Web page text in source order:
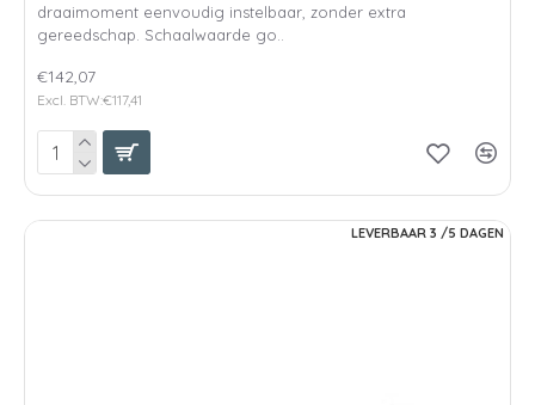
draaimoment eenvoudig instelbaar, zonder extra
gereedschap. Schaalwaarde go..
€142,07
Excl. BTW:€117,41
LEVERBAAR 3 /5 DAGEN